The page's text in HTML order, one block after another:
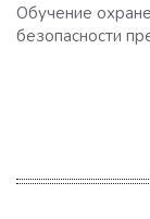
Обучение
безопасности